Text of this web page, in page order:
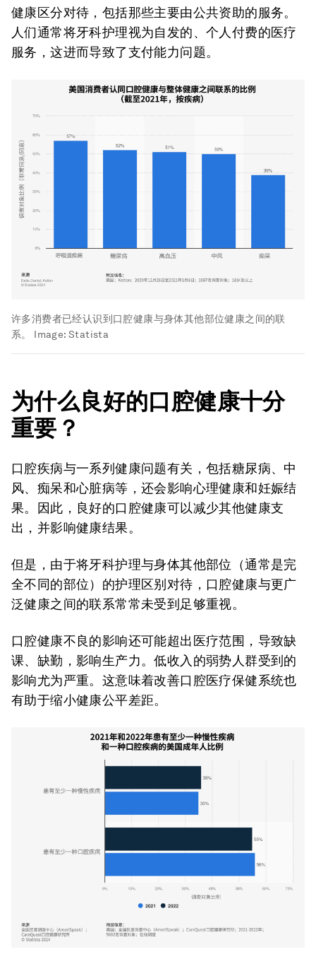
健康区分对待，包括那些主要由公共资助的服务。
人们通常将牙科护理视为自发的、个人付费的医疗
服务，这进而导致了支付能力问题。
许多消费者已经认识到口腔健康与身体其他部位健康之间的联
系。
Image:Statista
为什么良好的口腔健康十分
重要？
口腔疾病与一系列健康问题有关，包括糖尿病、中
风、痴呆和心脏病等，还会影响心理健康和妊娠结
果。因此，良好的口腔健康可以减少其他健康支
出，并影响健康结果。
但是，由于将牙科护理与身体其他部位（通常是完
全不同的部位）的护理区别对待，口腔健康与更广
泛健康之间的联系常常未受到足够重视。
口腔健康不良的影响还可能超出医疗范围，导致缺
课、缺勤，影响生产力。低收入的弱势人群受到的
影响尤为严重。这意味着改善口腔医疗保健系统也
有助于缩小健康公平差距。